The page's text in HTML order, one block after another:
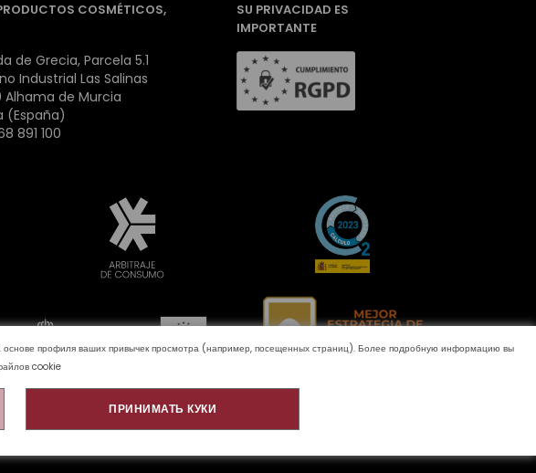
профиля ваших привычек просмотра (например, посещенных страниц). Более подробную информацию вы
cookie
ПРИНИМАТЬ КУКИ
COSMÉTICOS,
de Grecia, Parcela 5.1
Industrial Las Salinas
Alhama de Murcia
(España)
891 100
SU PRIVACIDAD ES
IMPORTANTE
Юридическое уведомление Качество и окружающая среда